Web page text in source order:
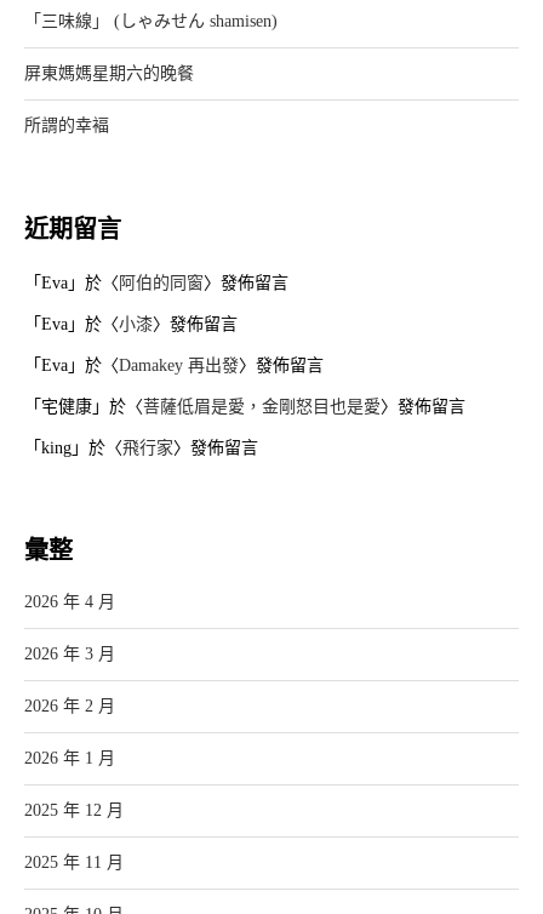
「三味線」 (しゃみせん shamisen)
屏東媽媽星期六的晚餐
所謂的幸褔
近期留言
「 Eva 」於〈 阿伯的同窗〉發佈留言
「 Eva 」於〈小漆〉發佈留言
「 Eva 」於〈Damakey 再出發〉發佈留言
「 宅健康 」於〈菩薩低眉是愛，金剛怒目也是愛〉發佈留言
「 king 」於〈飛行家〉發佈留言
彙整
2026 年 4 月
2026 年 3 月
2026 年 2 月
2026 年 1 月
2025 年 12 月
2025 年 11 月